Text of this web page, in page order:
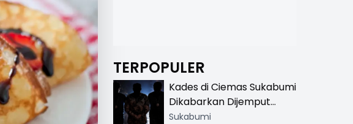
TERPOPULER
Kades di Ciemas Sukabumi
Dikabarkan Dijemput
Satnarkoba, Polisi
Sukabumi